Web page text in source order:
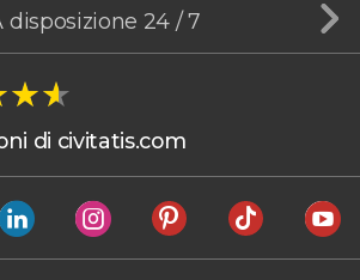
disposizione 24 / 7
di civitatis.com